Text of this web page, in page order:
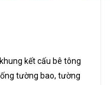
kết cấu bê tông
tường bao, tường